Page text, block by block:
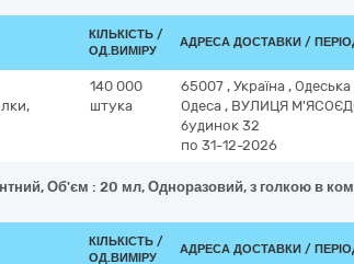
КІЛЬКІСТЬ /
ОД.ВИМІРУ
АДРЕСА ДОСТАВКИ /
140 000
штука
65007 , Україна , Одеська
Одеса , ВУЛИЦЯ
будинок 32
по 31-12-2026
Об'єм : 20 мл, Одноразовий, з голкою в
КІЛЬКІСТЬ /
ОД.ВИМІРУ
АДРЕСА ДОСТАВКИ /